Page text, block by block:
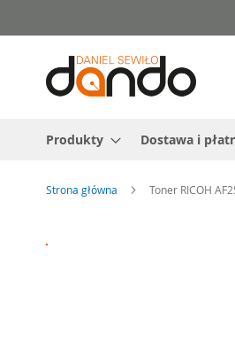
do
treści
Produkty Dostawa i
Strona główna Toner RICOH
na